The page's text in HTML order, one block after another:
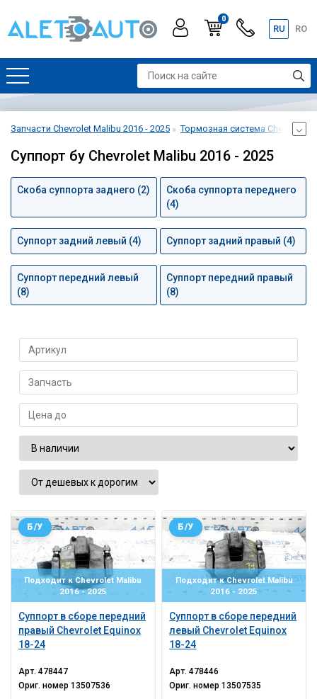
0
RU RO
Запчасти Chevrolet Malibu 2016 - 2025 Тормозная система Chevrolet
Суппорт бу Chevrolet Malibu 2016 - 2025
Скоба суппорта заднего (2)
Скоба суппорта переднего
(4)
Суппорт задний левый (4) Суппорт задний правый (4)
Суппорт передний левый
(8)
Суппорт передний правый
(8)
Подходит к Chevrolet Malibu
2016 - 2025
Суппорт в сборе передний
правый Chevrolet Equinox
18-24
Б/У
Арт.478447
Ориг. номер13507536
Подходит к Chevrolet Malibu
2016 - 2025
Суппорт в сборе передний
левый Chevrolet Equinox
18-24
Б/У
Арт.478446
Ориг. номер13507535